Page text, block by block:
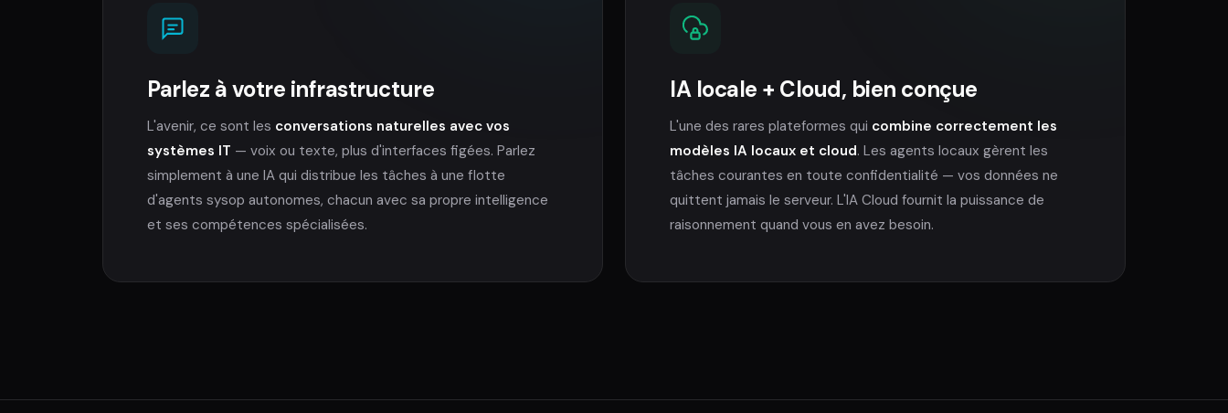
Parlez à votre infrastructure
L'avenir, ce sont les conversations naturelles avec vos
systèmes IT — voix ou texte, plus d'interfaces figées. Parlez
simplement à une IA qui distribue les tâches à une flotte
d'agents sysop autonomes, chacun avec sa propre intelligence
et ses compétences spécialisées.
IA locale + Cloud, bien conçue
L'une des rares plateformes qui combine correctement les
modèles IA locaux et cloud. Les agents locaux gèrent les
tâches courantes en toute confidentialité — vos données ne
quittent jamais le serveur. L'IA Cloud fournit la puissance de
raisonnement quand vous en avez besoin.